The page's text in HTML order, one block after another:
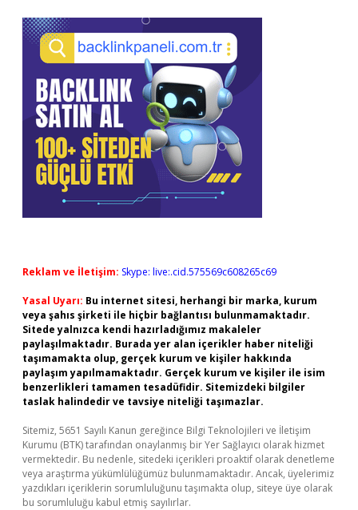
Reklam ve İletişim: Skype: live:.cid.575569c608265c69
Yasal Uyarı: Bu internet sitesi, herhangi bir marka, kurum
veya şahıs şirketi ile hiçbir bağlantısı bulunmamaktadır.
Sitede yalnızca kendi hazırladığımız makaleler
paylaşılmaktadır. Burada yer alan içerikler haber niteliği
taşımamakta olup, gerçek kurum ve kişiler hakkında
paylaşım yapılmamaktadır. Gerçek kurum ve kişiler ile isim
benzerlikleri tamamen tesadüfidir. Sitemizdeki bilgiler
taslak halindedir ve tavsiye niteliği taşımazlar.
Sitemiz, 5651 Sayılı Kanun gereğince Bilgi Teknolojileri ve İletişim
Kurumu (BTK) tarafından onaylanmış bir Yer Sağlayıcı olarak hizmet
vermektedir. Bu nedenle, sitedeki içerikleri proaktif olarak denetleme
veya araştırma yükümlülüğümüz bulunmamaktadır. Ancak, üyelerimiz
yazdıkları içeriklerin sorumluluğunu taşımakta olup, siteye üye olarak
bu sorumluluğu kabul etmiş sayılırlar.